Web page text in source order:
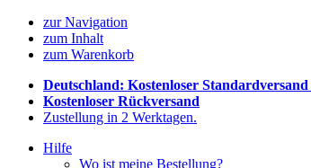
zur Navigation
zum Inhalt
zum Warenkorb
Deutschland: Kostenloser Standardversand
Kostenloser Rückversand
Zustellung in 2 Werktagen.
Hilfe
Wo ist meine Bestellung?